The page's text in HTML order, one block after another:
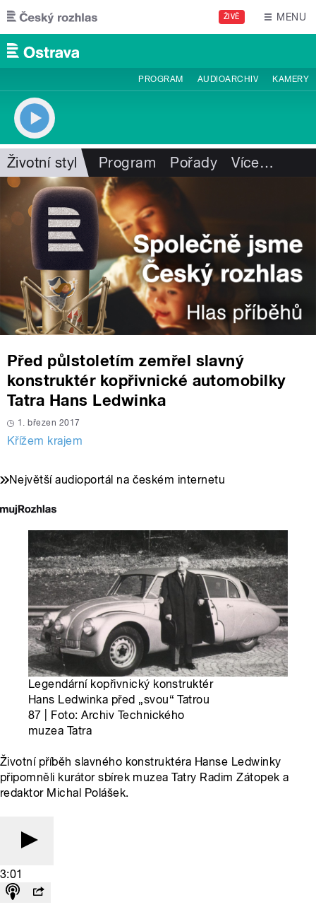
Přejít k hlavnímu obsahu
ŽIVĚ MENU
PROGRAM AUDIOARCHIV KAMERY
Životní styl Program Pořady Více…
Před půlstoletím zemřel slavný
konstruktér kopřivnické automobilky
Tatra Hans Ledwinka
1. březen 2017
Křížem krajem
Největší audioportál na českém internetu
Legendární kopřivnický konstruktér
Hans Ledwinka před „svou“ Tatrou
87 | Foto: Archiv Technického
muzea Tatra
Životní příběh slavného konstruktéra Hanse Ledwinky
připomněli kurátor sbírek muzea Tatry Radim Zátopek a
redaktor Michal Polášek.
3:01